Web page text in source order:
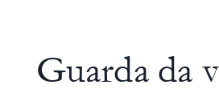
Guarda da